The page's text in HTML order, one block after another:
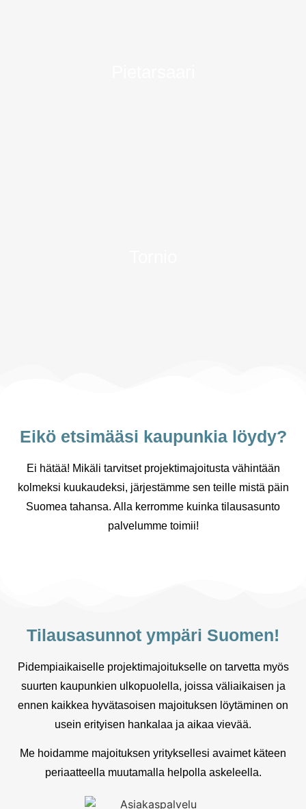
Eikö etsimääsi kaupunkia löydy?
Ei hätää! Mikäli tarvitset projektimajoitusta vähintään
kolmeksi kuukaudeksi, järjestämme sen teille mistä päin
Suomea tahansa. Alla kerromme kuinka tilausasunto
palvelumme toimii!
Tilausasunnot ympäri Suomen!
Pidempiaikaiselle projektimajoitukselle on tarvetta myös
suurten kaupunkien ulkopuolella, joissa väliaikaisen ja
ennen kaikkea hyvätasoisen majoituksen löytäminen on
usein erityisen hankalaa ja aikaa vievää.
Me hoidamme majoituksen yrityksellesi avaimet käteen
periaatteella muutamalla helpolla askeleella.